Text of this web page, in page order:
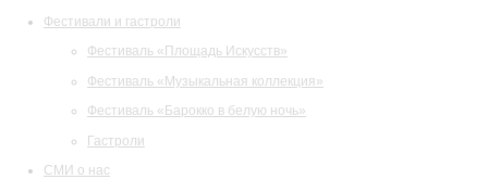
Фестивали и гастроли
Фестиваль «Площадь Искусств»
Фестиваль «Музыкальная коллекция»
Фестиваль «Барокко в белую ночь»
Гастроли
СМИ о нас